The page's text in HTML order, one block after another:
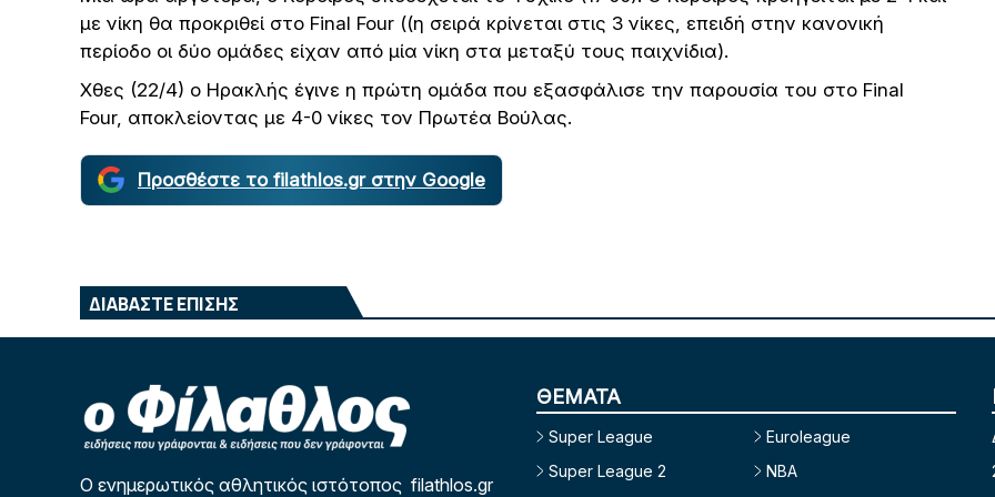
με νίκη θα προκριθεί στο Final Four ((η σειρά κρίνεται στις 3 νίκες, επειδή στην κανονική
περίοδο οι δύο ομάδες είχαν από μία νίκη στα μεταξύ τους παιχνίδια).
Χθες (22/4) ο Ηρακλής έγινε η πρώτη ομάδα που εξασφάλισε την παρουσία του στο Final
Four, αποκλείοντας με 4-0 νίκες τον Πρωτέα Βούλας.
Προσθέστε το filathlos.gr στην Google
ΔΙΑΒΑΣΤΕ ΕΠΙΣΗΣ
Ο ενημερωτικός αθλητικός ιστότοπος filathlos.gr
ΘΕΜΑΤΑ
Super League
Super League 2
Euroleague
NBA